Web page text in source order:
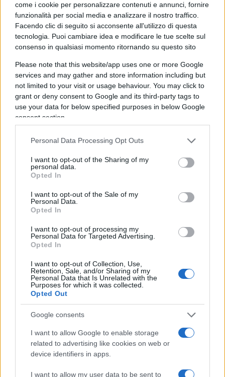
come i cookie per personalizzare contenuti e annunci, fornire
funzionalità per social media e analizzare il nostro traffico.
Facendo clic di seguito si acconsente all'utilizzo di questa
tecnologia. Puoi cambiare idea e modificare le tue scelte sul
consenso in qualsiasi momento ritornando su questo sito
Please note that this website/app uses one or more Google
services and may gather and store information including but
not limited to your visit or usage behaviour. You may click to
grant or deny consent to Google and its third-party tags to
use your data for below specified purposes in below Google
consent section.
Personal Data Processing Opt Outs
I want to opt-out of the Sharing of my
personal data.
Opted In
I want to opt-out of the Sale of my
Personal Data.
Opted In
I want to opt-out of processing my
Personal Data for Targeted Advertising.
Opted In
I want to opt-out of Collection, Use,
Retention, Sale, and/or Sharing of my
Personal Data that Is Unrelated with the
Purposes for which it was collected.
Opted Out
Google consents
I want to allow Google to enable storage
related to advertising like cookies on web or
device identifiers in apps.
I want to allow my user data to be sent to
un risarcimento per i danni finanziari e
reputazionali subiti. Un portavoce del Parlamento
ha confermato a Euronews che sia i cittadini
dell’Unione Europea che i contribuenti francesi
sono stati danneggiati da questo caso. Una
precedente stima dei danni, risalente al 2018,
indicava un ammontare di quasi 7 milioni di euro,
cifra che è stata successivamente aggiornata.
La portata della condanna nei confronti della Le
procura, l‘applicazione immediata
dell’ineleggibilità
candidata sconfitta all’Eliseo è stata biasimata
persino dai suoi principali avversari. La sentenza
odierna non fa che lasciare dubbi: in base al
dispositivo, la Le Pen non potrà più partecipare a
nessuna elezione sin da subito, anche in caso di
appello positivo in secondo grado. Sì, perché
resterà ineleggibile anche se non condannata
definitivamente: un giudice, a fine 2026, poco
prima delle Presidenziali, potrebbe assolverla. Ma
correre per l’Eliseo con questa spada di Damocle
sulla testa sarebbe praticamente impossibile. Non